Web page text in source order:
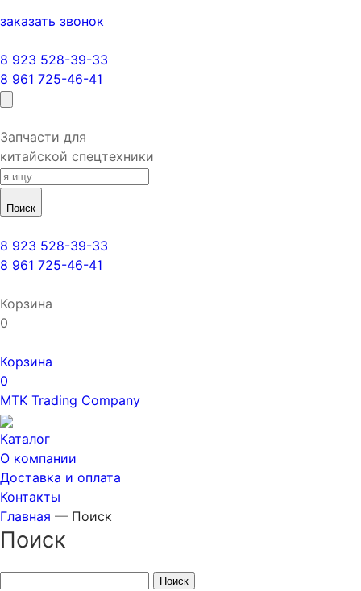
заказать звонок
8 923 528-39-33
8 961 725-46-41
Запчасти для
китайской спецтехники
Поиск
8 923 528-39-33
8 961 725-46-41
Корзина
0
Корзина
0
MTK Trading Company
Каталог
О компании
Доставка и оплата
Контакты
Главная — Поиск
Поиск
Поиск